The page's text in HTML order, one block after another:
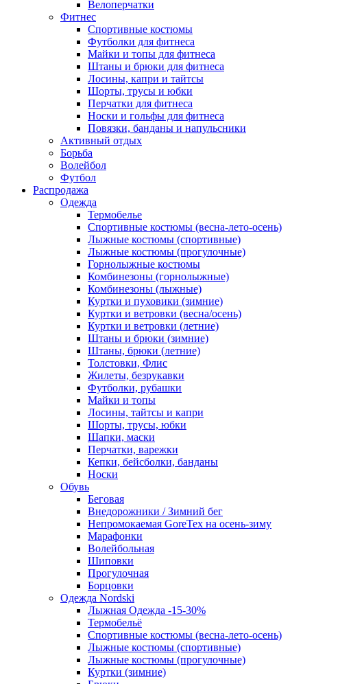
Велоперчатки
Фитнес
Спортивные костюмы
Футболки для фитнеса
Майки и топы для фитнеса
Штаны и брюки для фитнеса
Лосины, капри и тайтсы
Шорты, трусы и юбки
Перчатки для фитнеса
Носки и гольфы для фитнеса
Повязки, банданы и напульсники
Активный отдых
Борьба
Волейбол
Футбол
Распродажа
Одежда
Термобелье
Спортивные костюмы (весна-лето-осень)
Лыжные костюмы (спортивные)
Лыжные костюмы (прогулочные)
Горнолыжные костюмы
Комбинезоны (горнолыжные)
Комбинезоны (лыжные)
Куртки и пуховики (зимние)
Куртки и ветровки (весна/осень)
Куртки и ветровки (летние)
Штаны и брюки (зимние)
Штаны, брюки (летние)
Толстовки, Флис
Жилеты, безрукавки
Футболки, рубашки
Майки и топы
Лосины, тайтсы и капри
Шорты, трусы, юбки
Шапки, маски
Перчатки, варежки
Кепки, бейсболки, банданы
Носки
Обувь
Беговая
Внедорожники / Зимний бег
Непромокаемая GoreTex на осень-зиму
Марафонки
Волейбольная
Шиповки
Прогулочная
Борцовки
Одежда Nordski
Лыжная Одежда -15-30%
Термобельё
Спортивные костюмы (весна-лето-осень)
Лыжные костюмы (спортивные)
Лыжные костюмы (прогулочные)
Куртки (зимние)